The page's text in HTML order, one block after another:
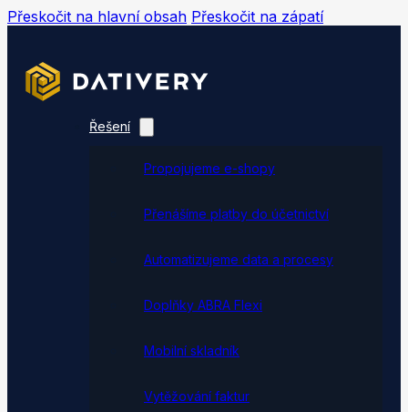
Přeskočit na hlavní obsah Přeskočit na zápatí
Řešení
Propojujeme e-shopy
Přenášíme platby do účetnictví
Automatizujeme data a procesy
Doplňky ABRA Flexi
Mobilní skladník
Vytěžování faktur